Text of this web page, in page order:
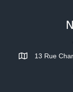
13 Rue